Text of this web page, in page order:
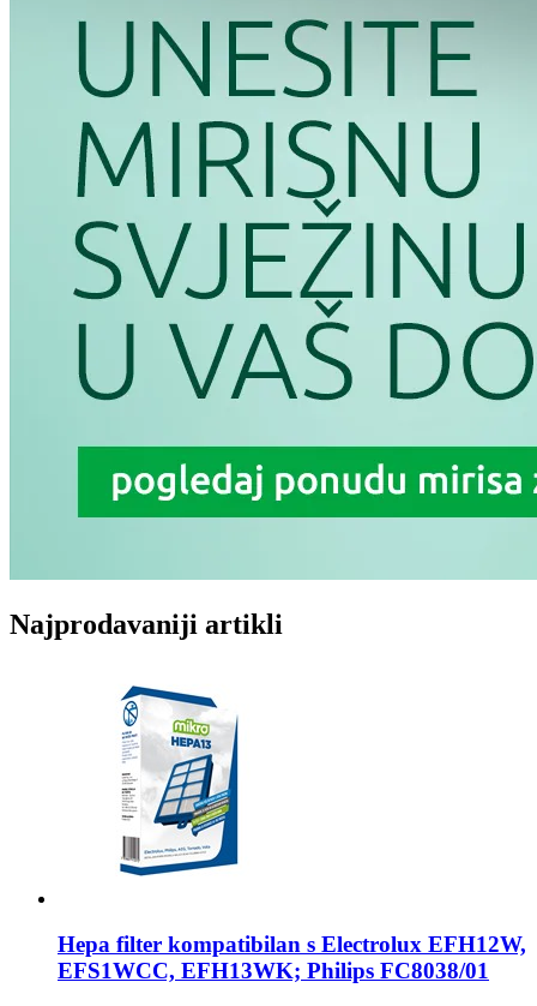
Najprodavaniji artikli
Hepa filter kompatibilan s Electrolux EFH12W,
EFS1WCC, EFH13WK; Philips FC8038/01